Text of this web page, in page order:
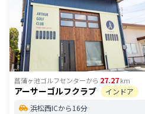
菖蒲ヶ池ゴルフセンターから 27.27km
アーサーゴルフクラブ
インドア
浜松西ICから16分